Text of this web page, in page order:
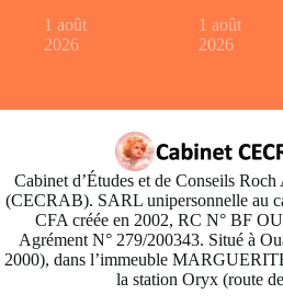
1 août
2026
1 août
2026
Cabinet d’Études et de Conseils
(CECRAB). SARL unipersonnelle au
CFA créée en 2002, RC N° BF
Agrément N° 279/200343. Situé à
2000), dans l’immeuble
la station Oryx (route